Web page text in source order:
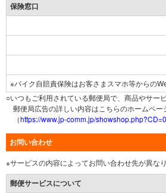
保険窓口
※バイク自賠責保険はお客さまスマホ等からの
○いつもご利用されている郵便局で、商品やサー
郵便局広告の詳しい内容はこちらのホームペー
（https://www.jp-comm.jp/
お問い合わせ
※サービスの内容によってお問い合わせ先が異なり
郵便サービスについて